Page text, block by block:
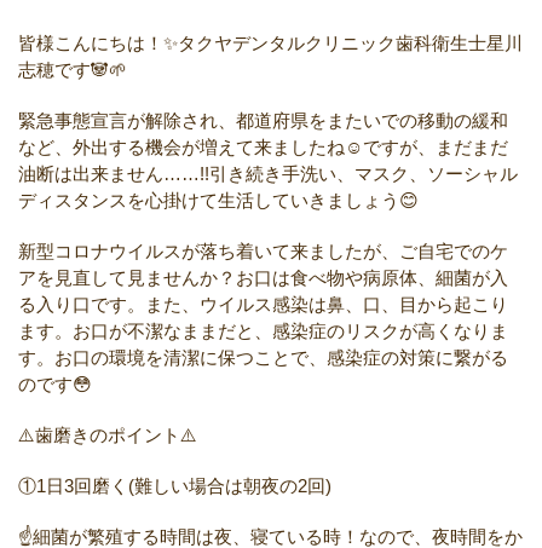
皆様こんにちは！✨タクヤデンタルクリニック歯科衛生士星川
志穂です🐼🌱
緊急事態宣言が解除され、都道府県をまたいでの移動の緩和
など、外出する機会が増えて来ましたね☺️ですが、まだまだ
油断は出来ません……!!引き続き手洗い、マスク、ソーシャル
ディスタンスを心掛けて生活していきましょう😊
新型コロナウイルスが落ち着いて来ましたが、ご自宅でのケ
アを見直して見ませんか？お口は食べ物や病原体、細菌が入
る入り口です。また、ウイルス感染は鼻、口、目から起こり
ます。お口が不潔なままだと、感染症のリスクが高くなりま
す。お口の環境を清潔に保つことで、感染症の対策に繋がる
のです😳
⚠️歯磨きのポイント⚠️
①1日3回磨く(難しい場合は朝夜の2回)
☝️細菌が繁殖する時間は夜、寝ている時！なので、夜時間をか